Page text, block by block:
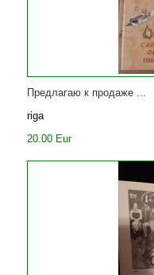
Предлагаю к продаже ...
riga
20.00 Eur